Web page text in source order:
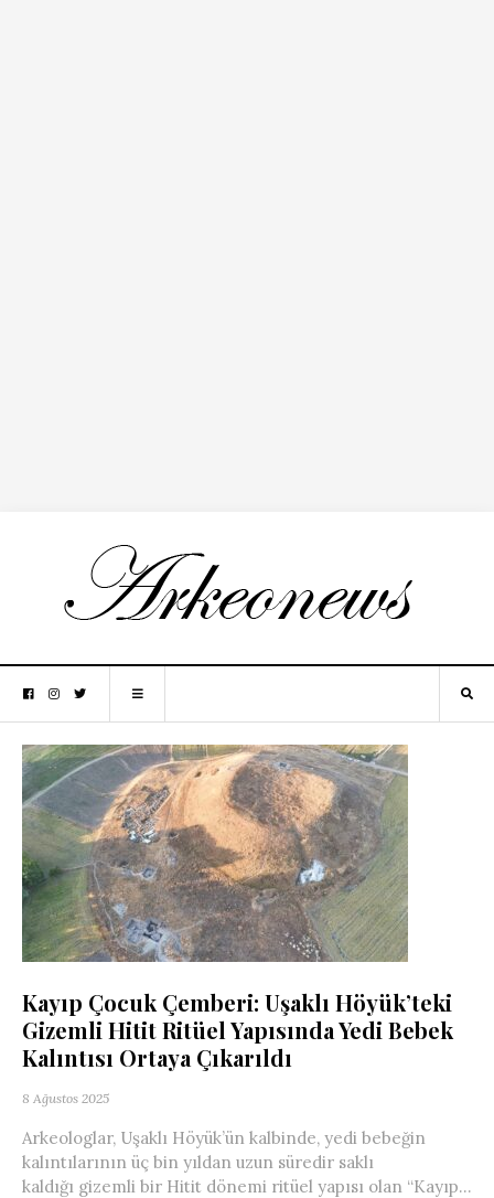
Kayıp Çocuk Çemberi: Uşaklı Höyük’teki
Gizemli Hitit Ritüel Yapısında Yedi Bebek
Kalıntısı Ortaya Çıkarıldı
8 Ağustos 2025
Arkeologlar, Uşaklı Höyük’ün kalbinde, yedi bebeğin
kalıntılarının üç bin yıldan uzun süredir saklı
kaldığı gizemli bir Hitit dönemi ritüel yapısı olan “Kayıp...